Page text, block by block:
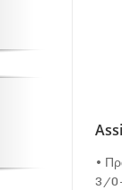
•
3/0-